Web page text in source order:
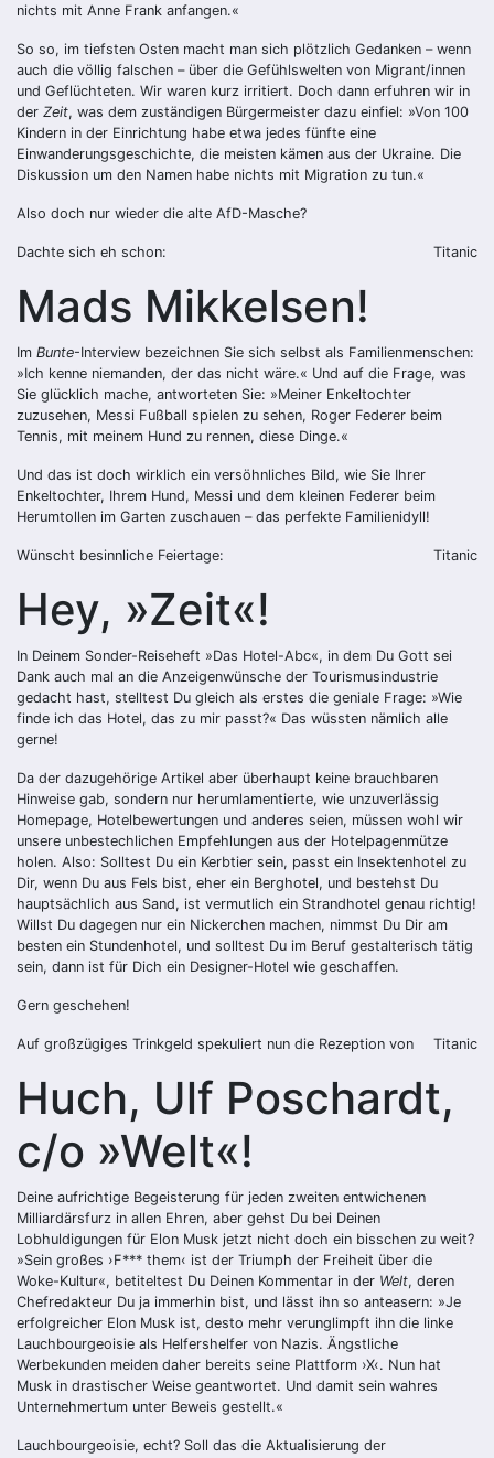
nichts mit Anne Frank anfangen.«
So so, im tiefsten Osten macht man sich plötzlich Gedanken – wenn
auch die völlig falschen – über die Gefühlswelten von Migrant/innen
und Geflüchteten. Wir waren kurz irritiert. Doch dann erfuhren wir in
der Zeit, was dem zuständigen Bürgermeister dazu einfiel: »Von 100
Kindern in der Einrichtung habe etwa jedes fünfte eine
Einwanderungsgeschichte, die meisten kämen aus der Ukraine. Die
Diskussion um den Namen habe nichts mit Migration zu tun.«
Also doch nur wieder die alte AfD-Masche?
Dachte sich eh schon: Titanic
Mads Mikkelsen!
Im Bunte-Interview bezeichnen Sie sich selbst als Familienmenschen:
»Ich kenne niemanden, der das nicht wäre.« Und auf die Frage, was
Sie glücklich mache, antworteten Sie: »Meiner Enkeltochter
zuzusehen, Messi Fußball spielen zu sehen, Roger Federer beim
Tennis, mit meinem Hund zu rennen, diese Dinge.«
Und das ist doch wirklich ein versöhnliches Bild, wie Sie Ihrer
Enkeltochter, Ihrem Hund, Messi und dem kleinen Federer beim
Herumtollen im Garten zuschauen – das perfekte Familienidyll!
Wünscht besinnliche Feiertage: Titanic
Hey, »Zeit«!
In Deinem Sonder-Reiseheft »Das Hotel-Abc«, in dem Du Gott sei
Dank auch mal an die Anzeigenwünsche der Tourismusindustrie
gedacht hast, stelltest Du gleich als erstes die geniale Frage: »Wie
finde ich das Hotel, das zu mir passt?« Das wüssten nämlich alle
gerne!
Da der dazugehörige Artikel aber überhaupt keine brauchbaren
Hinweise gab, sondern nur herumlamentierte, wie unzuverlässig
Homepage, Hotelbewertungen und anderes seien, müssen wohl wir
unsere unbestechlichen Empfehlungen aus der Hotelpagenmütze
holen. Also: Solltest Du ein Kerbtier sein, passt ein Insektenhotel zu
Dir, wenn Du aus Fels bist, eher ein Berghotel, und bestehst Du
hauptsächlich aus Sand, ist vermutlich ein Strandhotel genau richtig!
Willst Du dagegen nur ein Nickerchen machen, nimmst Du Dir am
besten ein Stundenhotel, und solltest Du im Beruf gestalterisch tätig
sein, dann ist für Dich ein Designer-Hotel wie geschaffen.
Gern geschehen!
Auf großzügiges Trinkgeld spekuliert nun die Rezeption von Titanic
Huch, Ulf Poschardt,
c/o »Welt«!
Deine aufrichtige Begeisterung für jeden zweiten entwichenen
Milliardärsfurz in allen Ehren, aber gehst Du bei Deinen
Lobhuldigungen für Elon Musk jetzt nicht doch ein bisschen zu weit?
»Sein großes ›F*** them‹ ist der Triumph der Freiheit über die
Woke-Kultur«, betiteltest Du Deinen Kommentar in der Welt, deren
Chefredakteur Du ja immerhin bist, und lässt ihn so anteasern: »Je
erfolgreicher Elon Musk ist, desto mehr verunglimpft ihn die linke
Lauchbourgeoisie als Helfershelfer von Nazis. Ängstliche
Werbekunden meiden daher bereits seine Plattform ›X‹. Nun hat
Musk in drastischer Weise geantwortet. Und damit sein wahres
Unternehmertum unter Beweis gestellt.«
Lauchbourgeoisie, echt? Soll das die Aktualisierung der